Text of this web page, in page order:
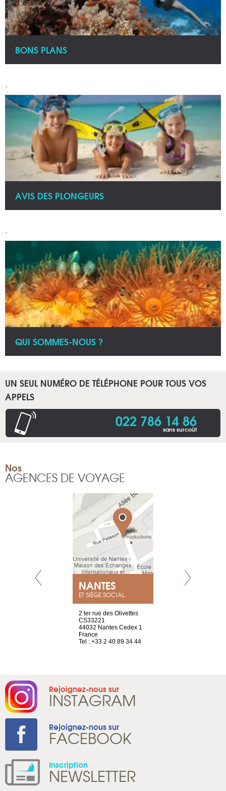
BONS PLANS
.
AVIS DES PLONGEURS
.
QUI SOMMES-NOUS ?
UN SEUL NUMÉRO DE TÉLÉPHONE POUR TOUS VOS
APPELS
022 786 14 86
sans surcoût
Nos
AGENCES DE VOYAGE
NANTES
ET SIÈGE SOCIAL
2 ter rue des Olivettes
CS33221
44032 Nantes Cedex 1
France
Tel : +33 2 40 89 34 44
Rejoignez-nous sur
INSTAGRAM
Rejoignez-nous sur
FACEBOOK
Inscription
NEWSLETTER